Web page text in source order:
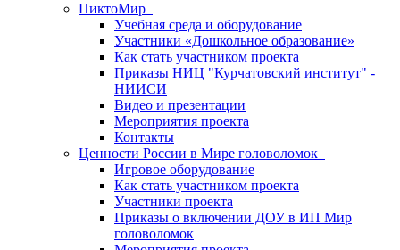
ПиктоМир
Учебная среда и оборудование
Участники «Дошкольное образование»
Как стать участником проекта
Приказы НИЦ "Курчатовский институт" -
НИИСИ
Видео и презентации
Мероприятия проекта
Контакты
Ценности России в Мире головоломок
Игровое оборудование
Как стать участником проекта
Участники проекта
Приказы о включении ДОУ в ИП Мир
головоломок